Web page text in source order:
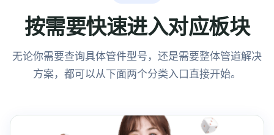
按需要快速进入对应板块
无论你需要查询具体管件型号，还是需要整体管道解决
方案，都可以从下面两个分类入口直接开始。